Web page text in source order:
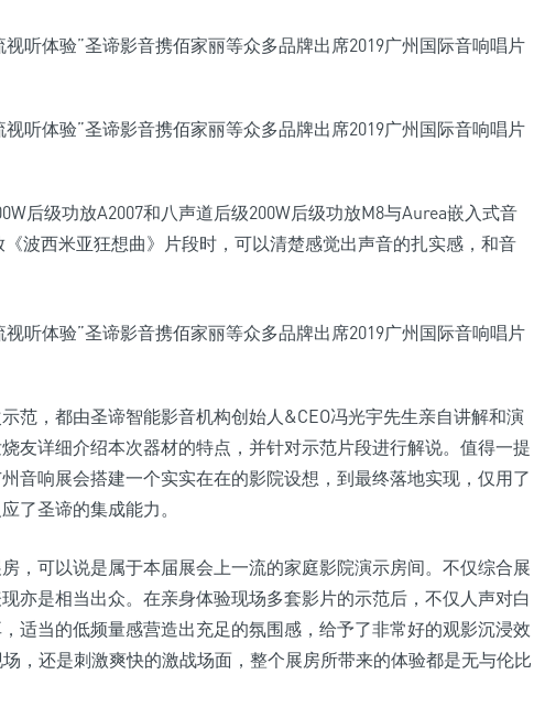
后级功放A2007和八声道后级200W后级功放M8与Aurea嵌入式音
波西米亚狂想曲》片段时，可以清楚感觉出声音的扎实感，和音
范，都由圣谛智能影音机构创始人&CEO冯光宇先生亲自讲解和演
友详细介绍本次器材的特点，并针对示范片段进行解说。值得一提
音响展会搭建一个实实在在的影院设想，到最终落地实现，仅用了
了圣谛的集成能力。
，可以说是属于本届展会上一流的家庭影院演示房间。不仅综合展
亦是相当出众。在亲身体验现场多套影片的示范后，不仅人声对白
适当的低频量感营造出充足的氛围感，给予了非常好的观影沉浸效
，还是刺激爽快的激战场面，整个展房所带来的体验都是无与伦比